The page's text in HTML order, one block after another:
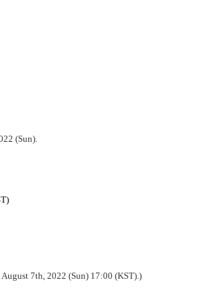
(Sun).
7th, 2022 (Sun) 17:00 (KST).)